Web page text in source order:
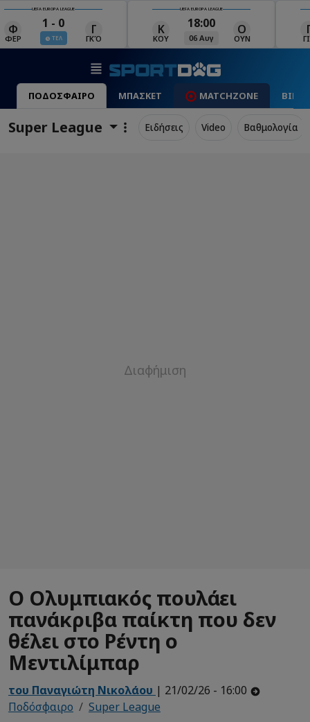
UEFA EUROPA LEAGUE
Κ 18:00
06 Αυγ ΟΥΝ
UEFA EUROPA LEAGUE
ΓΙΑ
19:00
06 Αυγ
Ρ
ΡΈΙ ΜΑΚ
ΠΟΔΟΣΦΑΙΡΟ ΜΠΑΣΚΕΤ MATCHZONE
Super League Ειδήσεις Video Βαθμολογία
Ο Ολυμπιακός πουλάει
πανάκριβα παίκτη που δεν
θέλει στο Ρέντη ο
Μεντιλίμπαρ
του Παναγιώτη Νικολάου | 21/02/26 - 16:00
Ποδόσφαιρο
Super League